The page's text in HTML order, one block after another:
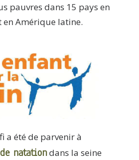
pauvres dans 15 pays en
en Amérique latine.
a été de parvenir à
natationdans la seine